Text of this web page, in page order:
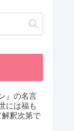
』の名言
には福も
釈次第で